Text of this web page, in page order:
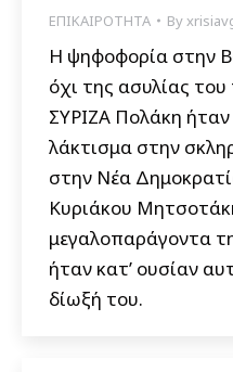
ΕΠΙΚΑΙΡΟΤΗΤΑ By
Η ψηφοφορία στην
όχι της ασυλίας
ΣΥΡΙΖΑ Πολάκη
λάκτισμα στην
στην Νέα
Κυριάκου
μεγαλοπαράγοντα
ήταν κατ’ ουσίαν
δίωξή του.